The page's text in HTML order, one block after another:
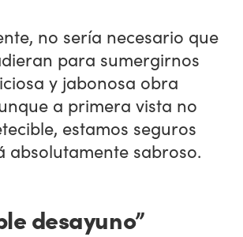
no sería necesario que
para sumergirnos
y jabonosa obra
a primera vista no
estamos seguros
absolutamente sabroso.
desayuno”